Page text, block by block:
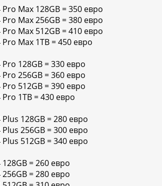
Max 128GB = 350 евро
Max 256GB = 380 евро
Max 512GB = 410 евро
Max 1TB = 450 евро
128GB = 330 евро
256GB = 360 евро
512GB = 390 евро
1TB = 430 евро
128GB = 280 евро
256GB = 300 евро
512GB = 340 евро
= 260 евро
= 280 евро